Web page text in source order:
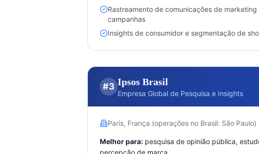
Rastreamento de comunicações de
campanhas
Insights de consumidor e segmentação de
#3 Ipsos Brasil
Empresa Global de Pesquisa e Insights
Paris, França (operações no Brasil: São Paulo)
Melhor para: pesquisa de opinião pública,
percepção de marca